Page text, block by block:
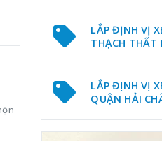
LẮP ĐỊNH VỊ
THẠCH THẤT
LẮP ĐỊNH VỊ
QUẬN HẢI